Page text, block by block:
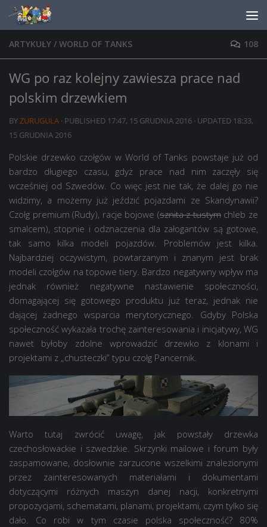
Skip to content
ARTYKUŁY / WORLD OF TANKS 108
WG po raz kolejny zawiesza prace nad
polskim drzewkiem
BYZURUGULA · PUBLISHED 17:47, 15 GRUDNIA 2016 · UPDATED 18:33,
15 GRUDNIA 2016
Polskie drzewko czołgów w World of Tanks powstaje już od
bardzo długiego czasu, gdyż prace nad nim zaczęły się
wcześniej od Szwedów. Co więc jest nie tak, że dalej go nie
widzimy, a możemy już jeździć pojazdami ze Skandynawii?
Czołg premium (Rudy), racje bojowe (sznita z tustymchleb ze
smalcem), stopnie i odznaczenia dla załogantów są gotowe,
tak samo kilka modeli pojazdów. Problemów jest kilka.
Najbardziej oczywistym, powtarzanym i znanym jest brak
modeli czołgów na topowe tiery. Bardzo negatywny wpływ ma
jednak również negatywne nastawienie społeczności,
domagającej się gotowego produktu już teraz, jednak nie
dającej żadnego wsparcia merytorycznego. Gdyby Polska
społeczność wykazała trochę zainteresowania i inicjatywy, WG
nawet byłoby zdolne wprowadzić drzewko z klonami i
projektami z „chusteczki” typu czołg Pancernik.
Warto tutaj zwrócić uwagę, jak powstały drzewka
czechosłowackie i szwedzkie. Skrzynki mailowe i forum były
zaspamowane, dosłownie zarzucone wszelkimi znalezionymi
przez zainteresowanych materiałami i dokumentami
dotyczącymi różnych maszyn danej nacji, konkretnymi
propozycjami, schematami, planami, projektami, czym tylko się
dało. Co robi w tym czasie polska społeczność? 80%